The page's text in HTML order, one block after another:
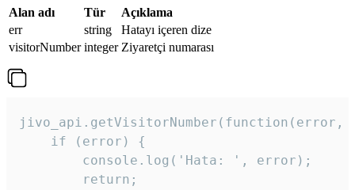
Alan adı Tür
Açıklama
err
string
Hatayı içeren dize
visitorNumber integer Ziyaretçi numarası
jivo_api.getVisitorNumber(function(error,
    if (error) {
        console.log('Hata: ', error);
        return;